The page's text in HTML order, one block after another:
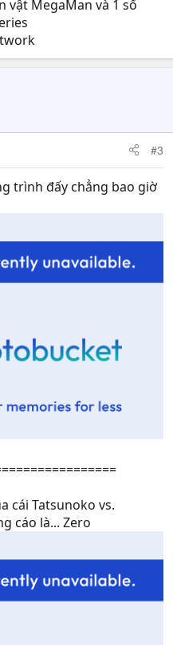
and we’ll be sure to
occurs at 9pm PST on
out what’s going down.
birthday falls on
ones celebrating in the
vật MegaMan và 1 số
#3
trình đấy chẳng bao giờ
cái Tatsunoko vs.
cáo là... Zero